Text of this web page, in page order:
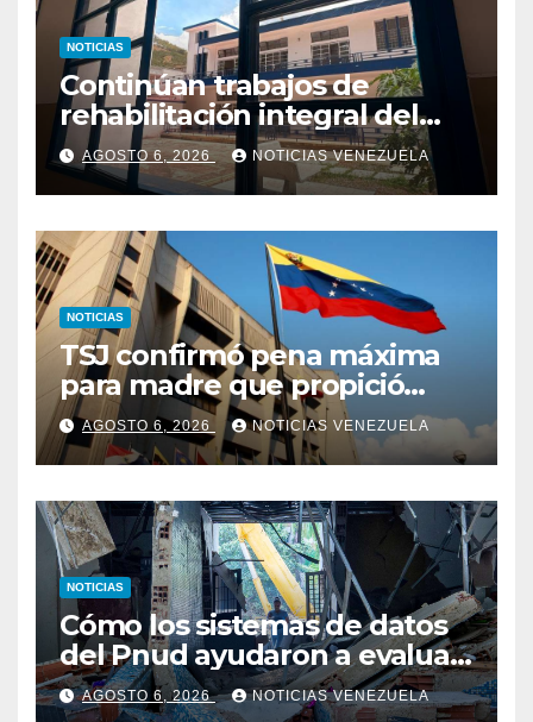
NOTICIAS
Continúan trabajos de
rehabilitación integral del
Hospital El Algodonal en
Caracas
AGOSTO 6, 2026 NOTICIAS VENEZUELA
NOTICIAS
TSJ confirmó pena máxima
para madre que propició
abuso y asesinato de su hijo
AGOSTO 6, 2026 NOTICIAS VENEZUELA
NOTICIAS
Cómo los sistemas de datos
del Pnud ayudaron a evaluar
el sismo y tomar decisiones
AGOSTO 6, 2026 NOTICIAS VENEZUELA